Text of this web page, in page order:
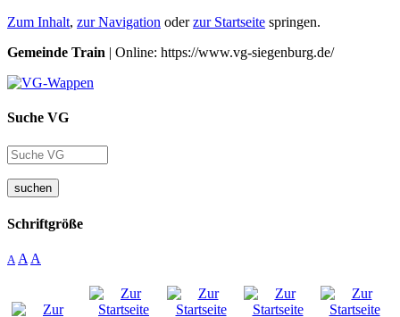
Zum Inhalt, zur Navigation oderzur Startseite springen.
Gemeinde Train | Online: https://www.vg-siegenburg.de/
Suche VG
suchen
Schriftgröße
A A A